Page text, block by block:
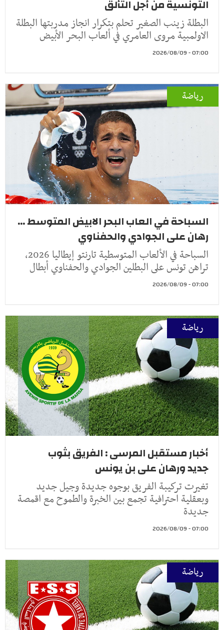
التونسية من أجل التألق
البطلة زينب الصغير تحلم بتكرار انجاز مدربتها البطلة
الاولمبية مروى العامري في ألعاب البحر الأبيض
07:00 - 2026/08/09
رياضة
السباحة في العاب البحر الابيض المتوسط ...
رهان على الجوادي والحفناوي
السباحة في الألعاب المتوسطية تارنتو إيطاليا 2026،
تراهن تونس على البطلين الجوادي والحفناوي أبطال
07:00 - 2026/08/09
رياضة
أخبار مستقبل المرسى : الفريق بثوب
جديد ورهان على بن يونس
تغيرت تركيبة الفريق بوجوه جديدة وجيل جديد
وبعقلية احترافية تجمع بين الخبرة والطموح مع اقمصة
جديدة
07:00 - 2026/08/09
رياضة